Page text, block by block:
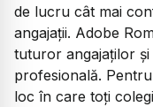
de lucru cât mai
angajații. Adobe
tuturor angajaților
profesională.
loc în care toți